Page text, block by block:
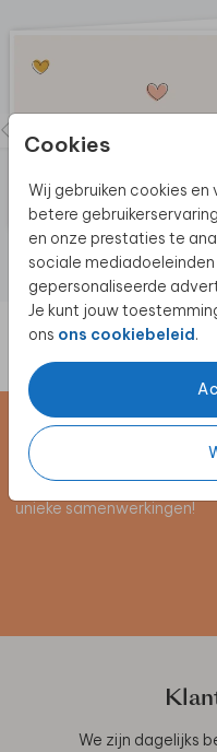
Cookies
Wij gebruiken cookies
betere
en onze prestaties te
sociale
gepersonaliseerde
Je kunt jouw
ons ons cookiebeleid.
Schrijf je in voor
Blijf op de hoogte van alle
unieke samenwerkingen!
We zijn dagelijks